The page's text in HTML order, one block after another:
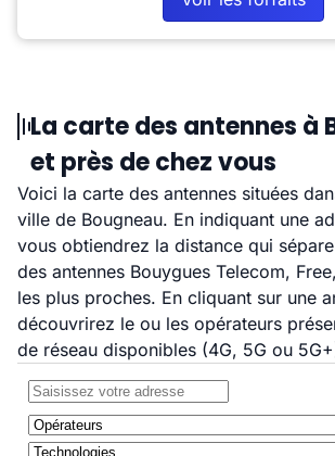
La carte des antennes à
et près de chez vous
Voici la carte des antennes situées
ville de Bougneau. En indiquant une
vous obtiendrez la distance qui
des antennes Bouygues Telecom,
les plus proches. En cliquant sur une
découvrirez le ou les opérateurs
de réseau disponibles (4G, 5G ou